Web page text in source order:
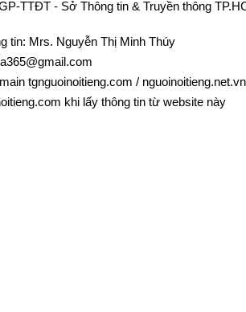
TTĐT - Sở Thông tin & Truyền thông
tin: Mrs. Nguyễn Thị Minh Thúy
tgnguoinoitieng.com / nguoinoitieng.net.vn
khi lấy thông tin từ website này